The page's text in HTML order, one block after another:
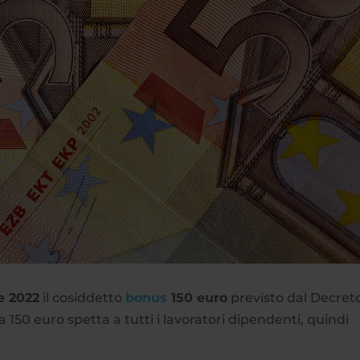
2022 il cosiddetto bonus 150 euro previsto dal
150 euro spetta a tutti i lavoratori dipendenti, quindi